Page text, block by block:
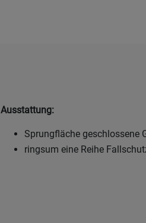
Ausstattung:
Sprungfläche geschlossene
ringsum eine Reihe